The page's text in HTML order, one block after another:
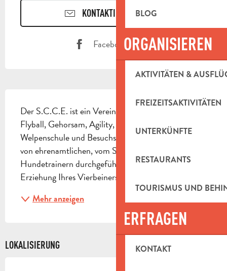
BLOG
ORGANISIEREN
AKTIVITÄTEN &
FREIZEITSAKTIVITÄTEN
UNTERKÜNFTE
RESTAURANTS
TOURISMUS UND
ERFRAGEN
KONTAKT
KONTAKTIEREN SIE UNS
Facebook Seite
Der S.C.C.E. ist ein Verein für Hundeerziehung,
Flyball, Gehorsam, Agility, Oberythmee,
Welpenschule und Besuchshunde. Die Kurse werden
von ehrenamtlichen, vom S.C.C. ausgebildeten
Hundetrainern durchgeführt, um Sie bei der
Erziehung Ihres Vierbeiners zu beraten.
Mehr anzeigen
LOKALISIERUNG